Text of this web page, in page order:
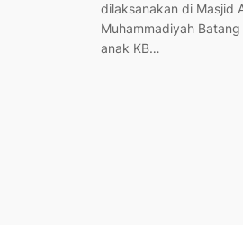
dilaksanakan di Masjid
Muhammadiyah
anak KB…